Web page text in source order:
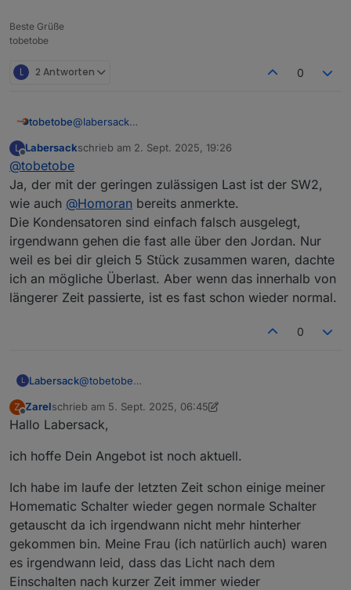
Beste Grüße
tobetobe
L 2 Antworten 0
tobetobe@labersack
sorry, ich war im Urlaub und danach krank. Verspätet
also herzlichen Dank für deine Bemühungen. Dass 3
von 5 Schalter wieder funktionieren, ist doch eine
sehr gute Nachricht. Die zwei weiterhin defekten
Schalter kannst du gerne zum Ausschlachten
behalten. Den Rücksendeschein lasse ich dir in den
nächsten Tagen zukommen. Was ich dranhängen
hatte? Kleiner Verbraucher, zum Teil aber mit
Schaltnetzteil, die sich ja bekanntermaßen kapazitiv
verhalten und beim Einschalten viel Strom ziehen.
Hier habe ich aber jeweils NTC zur reduktion des
den 1.150 W bezieht sich wohl nur auf den HM-LC-
16 A im Datenblatt, entsprechend 3.680 W. Das reicht
auch für den Wasserkocher. Oder habe ich da irgend
etwas übersehen? Ich glaube, die Dinger sind
einfach schon zu alt, sieht man ja auch an der
Seriennummer.
Viele Grüße
Thomas
L
Offline
Labersackschrieb am 2. Sept. 2025, 19:26
zuletzt editiert von
@tobetobe
Ja, der mit der geringen zulässigen Last ist der SW2,
wie auch @Homoran bereits anmerkte.
Die Kondensatoren sind einfach falsch ausgelegt,
irgendwann gehen die fast alle über den Jordan. Nur
weil es bei dir gleich 5 Stück zusammen waren, dachte
ich an mögliche Überlast. Aber wenn das innerhalb von
längerer Zeit passierte, ist es fast schon wieder normal.
0
L Labersack@tobetobe
SW2, wie auch@Homoranbereits anmerkte.
Die Kondensatoren sind einfach falsch ausgelegt,
Nur weil es bei dir gleich 5 Stück zusammen waren,
innerhalb von längerer Zeit passierte, ist es fast
schon wieder normal.
Z
Offline
Zarelschrieb am 5. Sept. 2025, 06:45
zuletzt editiert von Zarel9. Mai 2025, 09:52
Hallo Labersack,
ich hoffe Dein Angebot ist noch aktuell.
Ich habe im laufe der letzten Zeit schon einige meiner
Homematic Schalter wieder gegen normale Schalter
getauscht da ich irgendwann nicht mehr hinterher
gekommen bin. Meine Frau (ich natürlich auch) waren
es irgendwann leid, dass das Licht nach dem
Einschalten nach kurzer Zeit immer wieder